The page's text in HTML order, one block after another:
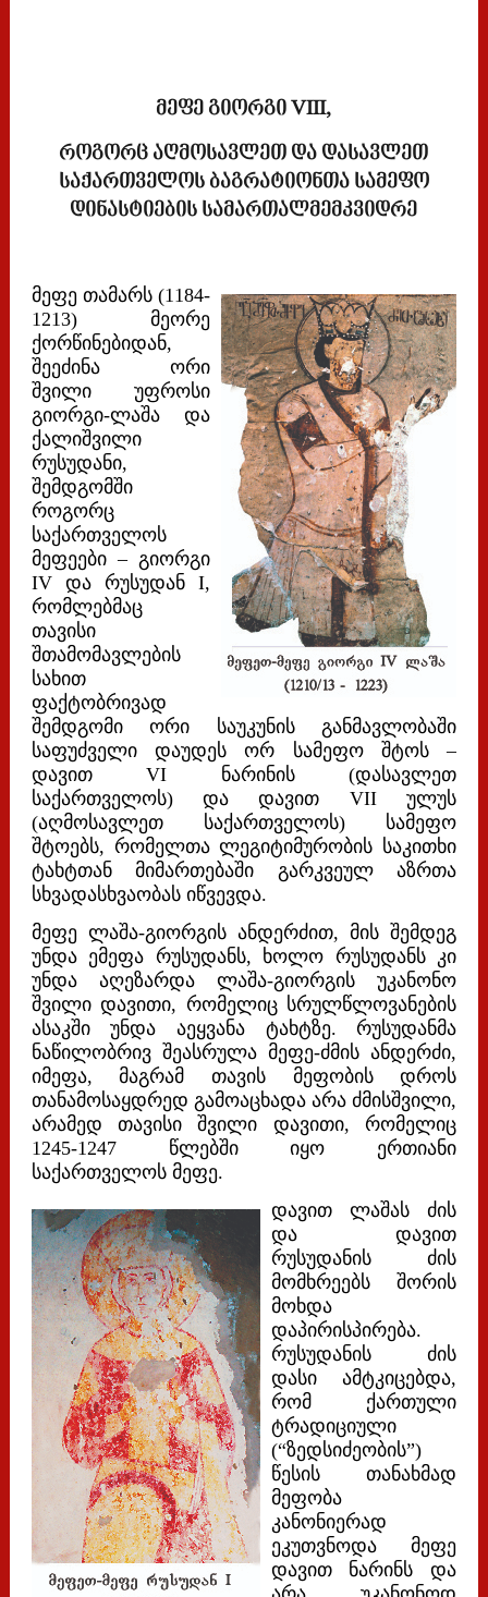
მეფე გიორგი VIII,
როგორც აღმოსავლეთ და დასავლეთ
საქართველოს ბაგრატიონთა სამეფო
დინასტიების სამართალმემკვიდრე
მეფე თამარს (1184-
1213) მეორე
ქორწინებიდან,
შეეძინა ორი
შვილი უფროსი
გიორგი-ლაშა და
ქალიშვილი
რუსუდანი,
შემდგომში
როგორც
საქართველოს
მეფეები – გიორგი
IV და რუსუდან I,
რომლებმაც
თავისი
შთამომავლების
სახით
ფაქტობრივად
შემდგომი ორი საუკუნის განმავლობაში
საფუძველი დაუდეს ორ სამეფო შტოს –
დავით VI ნარინის (დასავლეთ
საქართველოს) და დავით VII ულუს
(აღმოსავლეთ საქართველოს) სამეფო
შტოებს, რომელთა ლეგიტიმურობის საკითხი
ტახტთან მიმართებაში გარკვეულ აზრთა
სხვადასხვაობას იწვევდა.
მეფე ლაშა-გიორგის ანდერძით, მის შემდეგ
უნდა ემეფა რუსუდანს, ხოლო რუსუდანს კი
უნდა აღეზარდა ლაშა-გიორგის უკანონო
შვილი დავითი, რომელიც სრულწლოვანების
ასაკში უნდა აეყვანა ტახტზე. რუსუდანმა
ნაწილობრივ შეასრულა მეფე-ძმის ანდერძი,
იმეფა, მაგრამ თავის მეფობის დროს
თანამოსაყდრედ გამოაცხადა არა ძმისშვილი,
არამედ თავისი შვილი დავითი, რომელიც
1245-1247 წლებში იყო ერთიანი
საქართველოს მეფე.
დავით ლაშას ძის
და დავით
რუსუდანის ძის
მომხრეებს შორის
მოხდა
დაპირისპირება.
რუსუდანის ძის
დასი ამტკიცებდა,
რომ ქართული
ტრადიციული
(“ზედსიძეობის”)
წესის თანახმად
მეფობა
კანონიერად
ეკუთვნოდა მეფე
დავით ნარინს და